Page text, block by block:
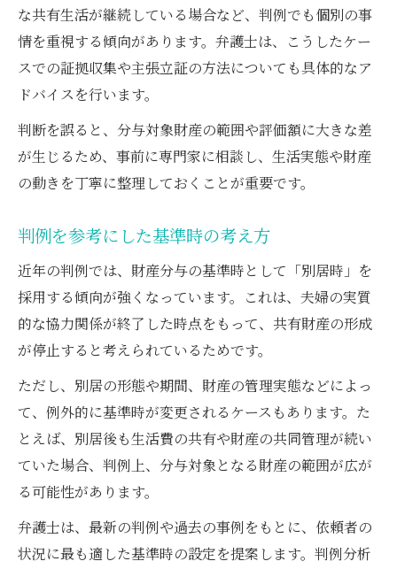
な共有生活が継続している場合など、判例でも個別の事
情を重視する傾向があります。弁護士は、こうしたケー
スでの証拠収集や主張立証の方法についても具体的なア
ドバイスを行います。
判断を誤ると、分与対象財産の範囲や評価額に大きな差
が生じるため、事前に専門家に相談し、生活実態や財産
の動きを丁寧に整理しておくことが重要です。
判例を参考にした基準時の考え方
近年の判例では、財産分与の基準時として「別居時」を
採用する傾向が強くなっています。これは、夫婦の実質
的な協力関係が終了した時点をもって、共有財産の形成
が停止すると考えられているためです。
ただし、別居の形態や期間、財産の管理実態などによっ
て、例外的に基準時が変更されるケースもあります。た
とえば、別居後も生活費の共有や財産の共同管理が続い
ていた場合、判例上、分与対象となる財産の範囲が広が
る可能性があります。
弁護士は、最新の判例や過去の事例をもとに、依頼者の
状況に最も適した基準時の設定を提案します。判例分析